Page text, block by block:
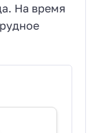
На время